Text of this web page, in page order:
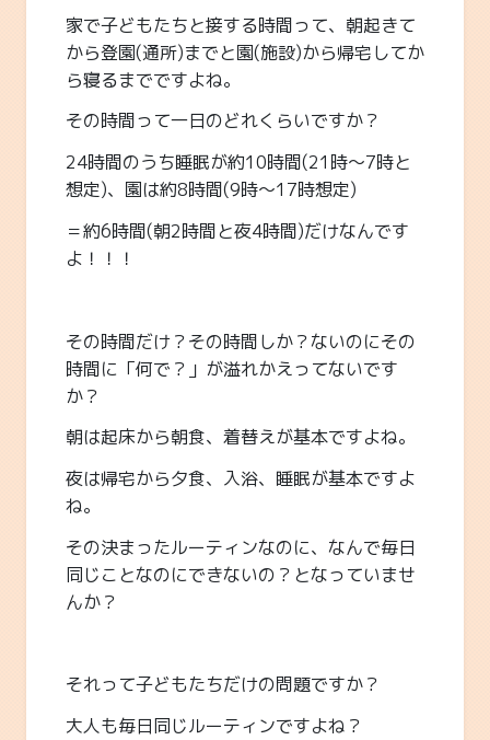
家で子どもたちと接する時間って、朝起きて
から登園(通所)までと園(施設)から帰宅してか
ら寝るまでですよね。
その時間って一日のどれくらいですか？
24時間のうち睡眠が約10時間(21時～7時と
想定)、園は約8時間(9時～17時想定)
＝約6時間(朝2時間と夜4時間)だけなんです
よ！！！
その時間だけ？その時間しか？ないのにその
時間に「何で？」が溢れかえってないです
か？
朝は起床から朝食、着替えが基本ですよね。
夜は帰宅から夕食、入浴、睡眠が基本ですよ
ね。
その決まったルーティンなのに、なんで毎日
同じことなのにできないの？となっていませ
んか？
それって子どもたちだけの問題ですか？
大人も毎日同じルーティンですよね？